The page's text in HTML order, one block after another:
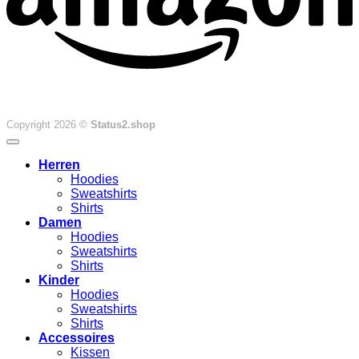
Copyright 2026 © Status2.shop
Herren
Hoodies
Sweatshirts
Shirts
Damen
Hoodies
Sweatshirts
Shirts
Kinder
Hoodies
Sweatshirts
Shirts
Accessoires
Kissen